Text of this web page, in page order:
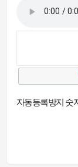
자동등록방지 숫